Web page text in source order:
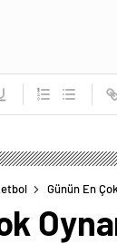
Günün En